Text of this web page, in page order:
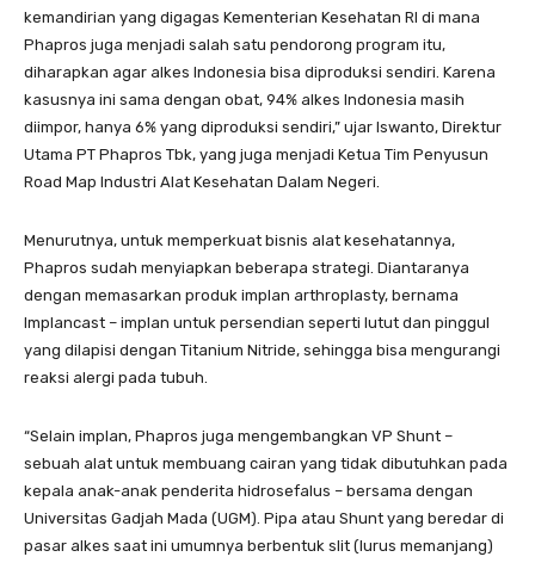
kemandirian yang digagas Kementerian Kesehatan RI di mana
Phapros juga menjadi salah satu pendorong program itu,
diharapkan agar alkes Indonesia bisa diproduksi sendiri. Karena
kasusnya ini sama dengan obat, 94% alkes Indonesia masih
diimpor, hanya 6% yang diproduksi sendiri,” ujar Iswanto, Direktur
Utama PT Phapros Tbk, yang juga menjadi Ketua Tim Penyusun
Road Map Industri Alat Kesehatan Dalam Negeri.
Menurutnya, untuk memperkuat bisnis alat kesehatannya,
Phapros sudah menyiapkan beberapa strategi. Diantaranya
dengan memasarkan produk implan arthroplasty, bernama
Implancast – implan untuk persendian seperti lutut dan pinggul
yang dilapisi dengan Titanium Nitride, sehingga bisa mengurangi
reaksi alergi pada tubuh.
“Selain implan, Phapros juga mengembangkan VP Shunt –
sebuah alat untuk membuang cairan yang tidak dibutuhkan pada
kepala anak-anak penderita hidrosefalus – bersama dengan
Universitas Gadjah Mada (UGM). Pipa atau Shunt yang beredar di
pasar alkes saat ini umumnya berbentuk slit (lurus memanjang)